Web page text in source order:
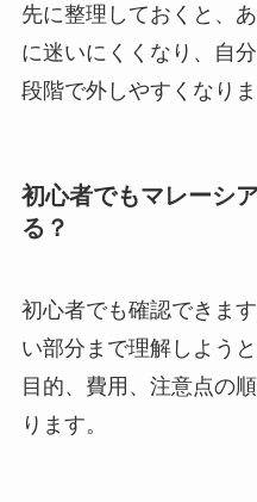
先に整理しておくと、
に迷いにくくなり、自
段階で外しやすくなりま
初心者でもマレーシ
る？
初心者でも確認できま
い部分まで理解しよう
目的、費用、注意点の
ります。